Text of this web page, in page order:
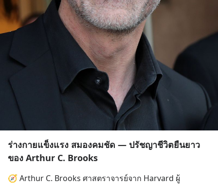
ร่างกายแข็งแรง สมองคมชัด — ปรัชญาชีวิตยืนยาว
ของ Arthur C. Brooks
🧭 Arthur C. Brooks ศาสตราจารย์จาก Harvard ผู้